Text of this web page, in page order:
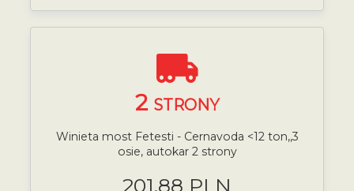
2 STRONY
Winieta most Fetesti - Cernavoda <12 ton,,3
osie, autokar 2 strony
201.88 PLN